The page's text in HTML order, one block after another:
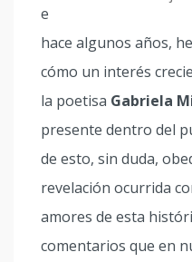
e
hace algunos años,
cómo un interés
la poetisa Gabriela
presente dentro del
de esto, sin duda,
revelación ocurrida
amores de esta
comentarios que en